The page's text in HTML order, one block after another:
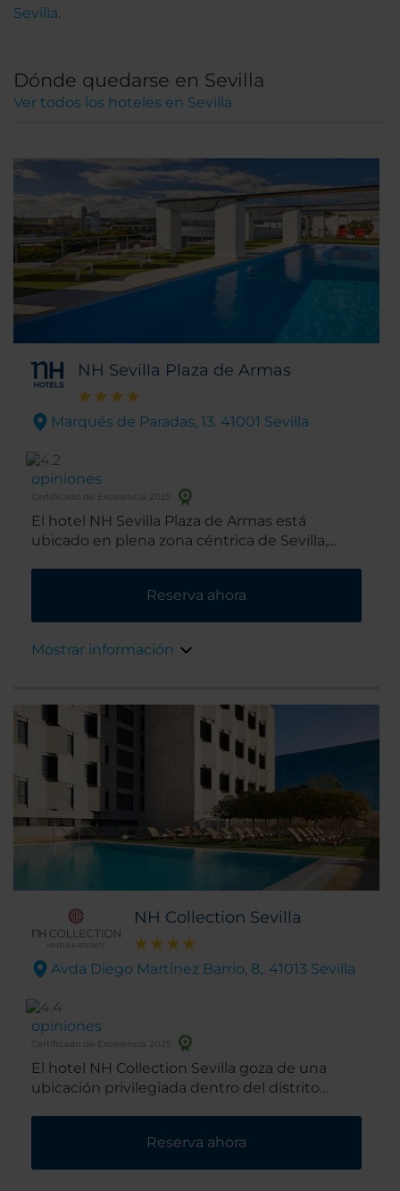
Sevilla.
Dónde quedarse en Sevilla
Ver todos los hoteles en Sevilla
NH Sevilla Plaza de Armas
Marqués de Paradas, 13. 41001 Sevilla
opiniones
Certificado de Excelencia 2025
El hotel NH Sevilla Plaza de Armas está
ubicado en plena zona céntrica de Sevilla,
distrito de compras. Dado que fue renovado
en el verano de 2013, la decoración ahora es
y el diseño, otorgándole un estilo
Reserva ahora
Mostrar información
NH Collection Sevilla
Avda Diego Martinez Barrio, 8,. 41013 Sevilla
opiniones
Certificado de Excelencia 2025
El hotel NH Collection Sevilla goza de una
ubicación privilegiada dentro del distrito
andando. La comunicación en transporte
público es inmejorable desde el hotel, así que
Reserva ahora